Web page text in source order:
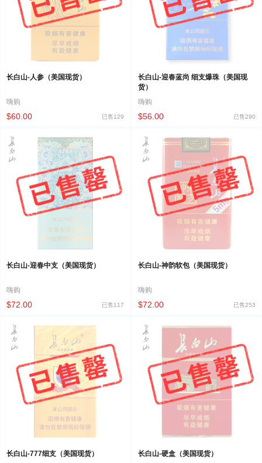
长白山-人参（美国现货）
嗨购
$60.00 已售129
长白山-迎春蓝尚 细支爆珠（美国现
货）
嗨购
$56.00 已售290
长白山-迎春中支（美国现货）
嗨购
$72.00 已售117
长白山-神韵软包（美国现货）
嗨购
$72.00 已售253
长白山-777细支（美国现货） 长白山-硬盒（美国现货）